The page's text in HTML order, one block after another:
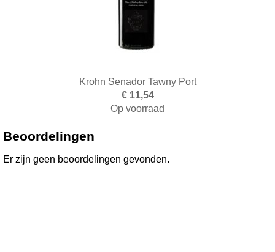
Krohn Senador Tawny Port
€ 11,54
Op voorraad
Toevoegen aan winkelwagen
Beoordelingen
Er zijn geen beoordelingen gevonden.